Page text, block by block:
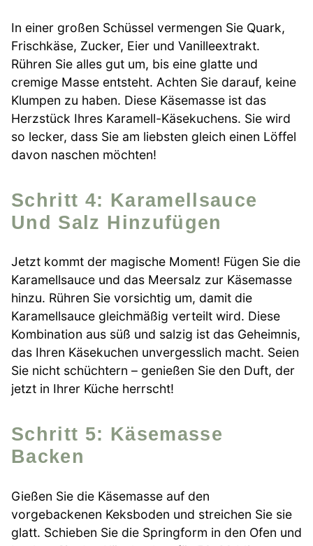
In einer großen Schüssel vermengen Sie Quark,
Frischkäse, Zucker, Eier und Vanilleextrakt.
Rühren Sie alles gut um, bis eine glatte und
cremige Masse entsteht. Achten Sie darauf, keine
Klumpen zu haben. Diese Käsemasse ist das
Herzstück Ihres Karamell-Käsekuchens. Sie wird
so lecker, dass Sie am liebsten gleich einen Löffel
davon naschen möchten!
Schritt 4: Karamellsauce
Und Salz Hinzufügen
Jetzt kommt der magische Moment! Fügen Sie die
Karamellsauce und das Meersalz zur Käsemasse
hinzu. Rühren Sie vorsichtig um, damit die
Karamellsauce gleichmäßig verteilt wird. Diese
Kombination aus süß und salzig ist das Geheimnis,
das Ihren Käsekuchen unvergesslich macht. Seien
Sie nicht schüchtern – genießen Sie den Duft, der
jetzt in Ihrer Küche herrscht!
Schritt 5: Käsemasse
Backen
Gießen Sie die Käsemasse auf den
vorgebackenen Keksboden und streichen Sie sie
glatt. Schieben Sie die Springform in den Ofen und